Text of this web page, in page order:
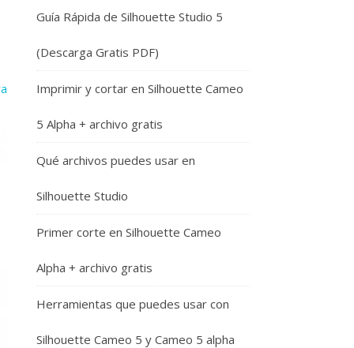
Guía Rápida de Silhouette Studio 5
(Descarga Gratis PDF)
Imprimir y cortar en Silhouette Cameo
5 Alpha + archivo gratis
Qué archivos puedes usar en
Silhouette Studio
Primer corte en Silhouette Cameo
Alpha + archivo gratis
Herramientas que puedes usar con
Silhouette Cameo 5 y Cameo 5 alpha